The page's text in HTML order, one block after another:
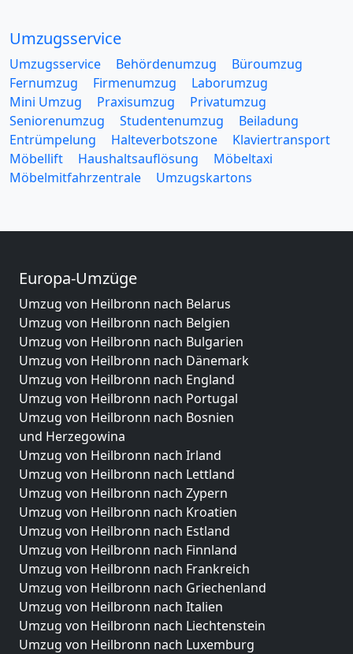
Umzugsservice
Umzugsservice Behördenumzug
Büroumzug
Fernumzug
Firmenumzug
Laborumzug
Mini Umzug
Praxisumzug
Privatumzug
Seniorenumzug
Studentenumzug
Beiladung
Entrümpelung
Halteverbotszone
Klaviertransport
Möbellift
Haushaltsauflösung
Möbeltaxi
Möbelmitfahrzentrale
Umzugskartons
Europa-Umzüge
Umzug von Heilbronn nach Belarus
Umzug von Heilbronn nach Belgien
Umzug von Heilbronn nach Bulgarien
Umzug von Heilbronn nach Dänemark
Umzug von Heilbronn nach England
Umzug von Heilbronn nach Portugal
Umzug von Heilbronn nach Bosnien
und Herzegowina
Umzug von Heilbronn nach Irland
Umzug von Heilbronn nach Lettland
Umzug von Heilbronn nach Zypern
Umzug von Heilbronn nach Kroatien
Umzug von Heilbronn nach Estland
Umzug von Heilbronn nach Finnland
Umzug von Heilbronn nach Frankreich
Umzug von Heilbronn nach Griechenland
Umzug von Heilbronn nach Italien
Umzug von Heilbronn nach Liechtenstein
Umzug von Heilbronn nach Luxemburg